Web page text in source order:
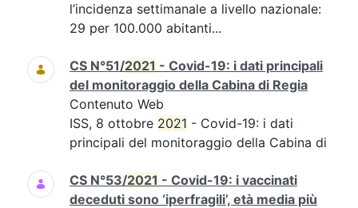
l’incidenza settimanale a livello nazionale:
29 per 100.000 abitanti...
CS N°51/2021 - Covid-19: i dati principali
del monitoraggio della Cabina di Regia
Contenuto Web
ISS, 8 ottobre 2021 - Covid-19: i dati
principali del monitoraggio della Cabina di
CS N°53/2021 - Covid-19: i vaccinati
deceduti sono ‘iperfragili’, età media più